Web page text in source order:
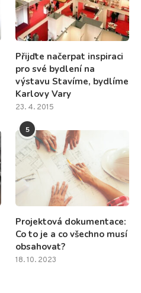
Přijďte načerpat inspiraci
pro své bydlení na
výstavu Stavíme, bydlíme
Karlovy Vary
23. 4. 2015
5
Projektová dokumentace:
Co to je a co všechno musí
obsahovat?
18. 10. 2023